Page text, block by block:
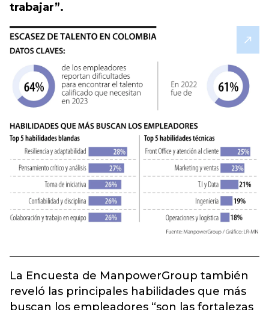
trabajar”.
La Encuesta de ManpowerGroup también
reveló las principales habilidades que más
buscan los empleadores “son las fortalezas